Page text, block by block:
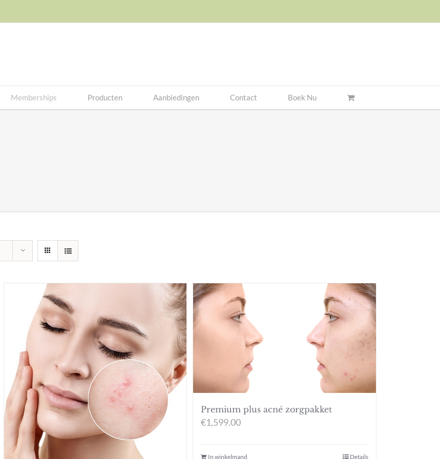
Memberships Producten Aanbiedingen Contact Boek Nu
Premium plus acné zorgpakket
€1,599.00
In winkelmand Details